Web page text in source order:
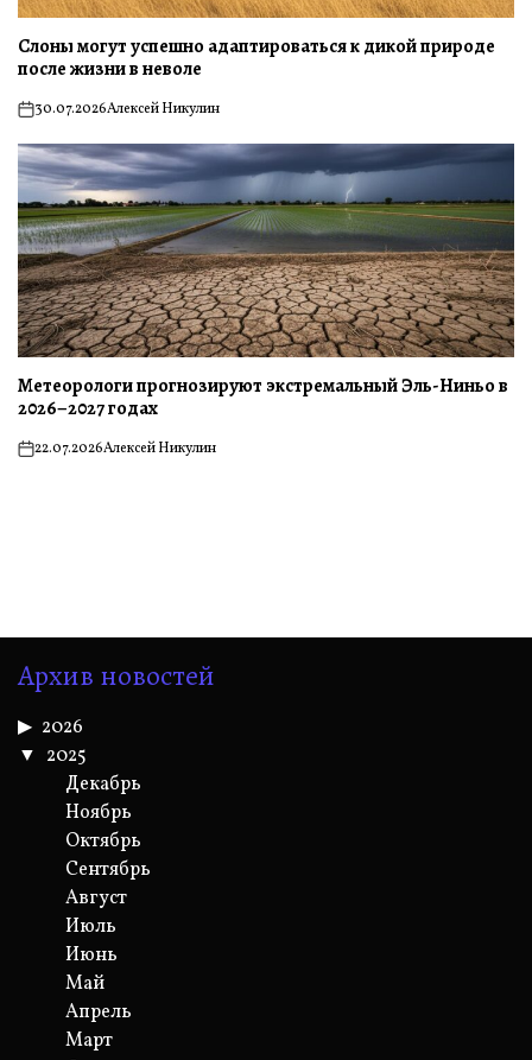
Слоны могут успешно адаптироваться к дикой природе
после жизни в неволе
on30.07.2026Алексей Никулин
Метеорологи прогнозируют экстремальный Эль-Ниньо в
2026–2027 годах
on22.07.2026Алексей Никулин
Архив новостей
2026
2025
Декабрь
Ноябрь
Октябрь
Сентябрь
Август
Июль
Июнь
Май
Апрель
Март